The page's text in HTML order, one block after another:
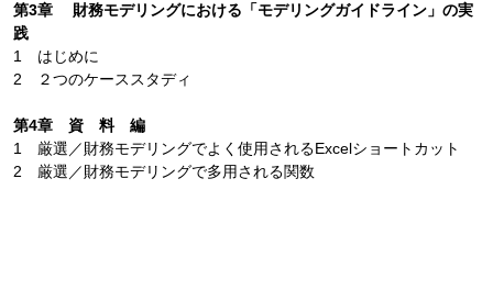
第3章 財務モデリングにおける「モデリングガイドライン」の実
践
1 はじめに
2 ２つのケーススタディ
第4章 資 料 編
1 厳選／財務モデリングでよく使用されるExcelショートカット
2 厳選／財務モデリングで多用される関数